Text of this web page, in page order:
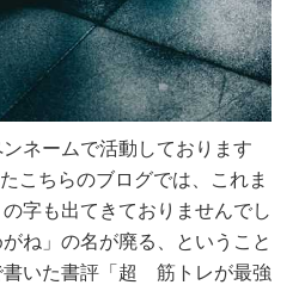
ンネームで活動しております
こちらのブログでは、これま
字も出てきておりませんでし
ね」の名が廃る、ということ
書いた書評「超 筋トレが最強